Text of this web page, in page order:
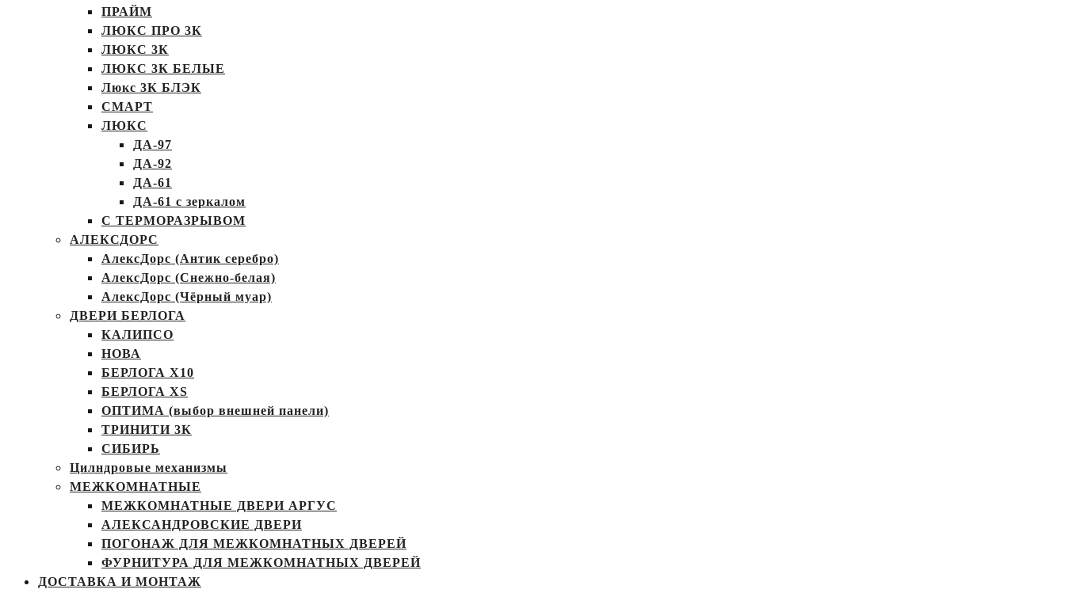
ПРАЙМ
ЛЮКС ПРО 3К
ЛЮКС 3К
ЛЮКС 3К БЕЛЫЕ
Люкс 3К БЛЭК
СМАРТ
ЛЮКС
ДА-97
ДА-92
ДА-61
ДА-61 с зеркалом
С ТЕРМОРАЗРЫВОМ
АЛЕКСДОРС
АлексДорс (Антик серебро)
АлексДорс (Снежно-белая)
АлексДорс (Чёрный муар)
ДВЕРИ БЕРЛОГА
КАЛИПСО
НОВА
БЕРЛОГА Х10
БЕРЛОГА XS
ОПТИМА (выбор внешней панели)
ТРИНИТИ 3К
СИБИРЬ
Цилндровые механизмы
МЕЖКОМНАТНЫЕ
МЕЖКОМНАТНЫЕ ДВЕРИ АРГУС
АЛЕКСАНДРОВСКИЕ ДВЕРИ
ПОГОНАЖ ДЛЯ МЕЖКОМНАТНЫХ ДВЕРЕЙ
ФУРНИТУРА ДЛЯ МЕЖКОМНАТНЫХ ДВЕРЕЙ
ДОСТАВКА И МОНТАЖ